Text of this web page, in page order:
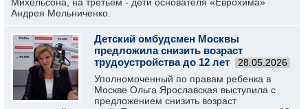
Андрея Мельниченко.
Детский омбудсмен Москвы
предложила снизить возраст
трудоустройства до 12 лет
28.05.2026
Уполномоченный по правам ребенка в
Москве Ольга Ярославская выступила с
предложением снизить возраст